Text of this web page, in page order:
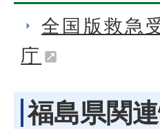
全国版救急
庁
福島県関